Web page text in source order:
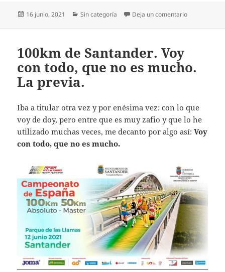
Publicado
16 junio, 2021 Categorías
Sin categoría Deja un comentarioen 100km de
100km de Santander. Voy
con todo, que no es mucho.
La previa.
Iba a titular otra vez y por enésima vez: con lo que
voy de doy, pero entre que es muy zafio y que lo he
utilizado muchas veces, me decanto por algo así:Voy
con todo, que no es mucho.